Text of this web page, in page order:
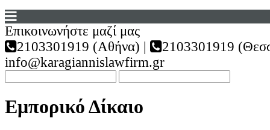
Επικοινωνήστε μαζί μας
2103301919 (Αθήνα) |
2103301919
info@karagiannislawfirm.gr
Εμπορικό Δίκαιο